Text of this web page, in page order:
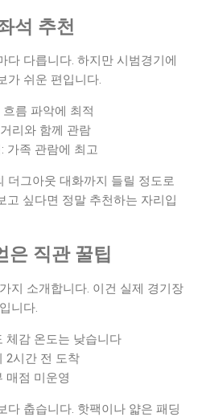
석 추천
다 다릅니다. 하지만 시범경기에
가 쉬운 편입니다.
름 파악에 최적
리와 함께 관람
가족 관람에 최고
더그아웃 대화까지 들릴 정도로
고 싶다면 정말 추천하는 자리입
은 직관 꿀팁
지 소개합니다. 이건 실제 경기장
니다.
체감 온도는 낮습니다
2시간 전 도착
매점 미운영
다 춥습니다. 핫팩이나 얇은 패딩